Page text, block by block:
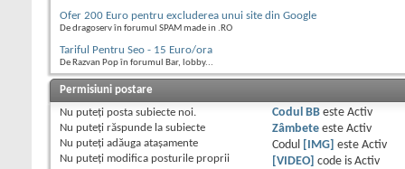
Ofer 200 Euro pentru excluderea unui site din Google
De dragoserv în forumul SPAM made in .RO
Tariful Pentru Seo - 15 Euro/ora
De Razvan Pop în forumul Bar, lobby...
Permisiuni postare
Nu puteţi posta subiecte noi.
Nu puteţi răspunde la subiecte
Nu puteţi adăuga ataşamente
Nu puteţi modifica posturile proprii
Codul BBeste Activ
Zâmbeteeste Activ
Codul
[IMG] este Activ
[VIDEO] code is Activ